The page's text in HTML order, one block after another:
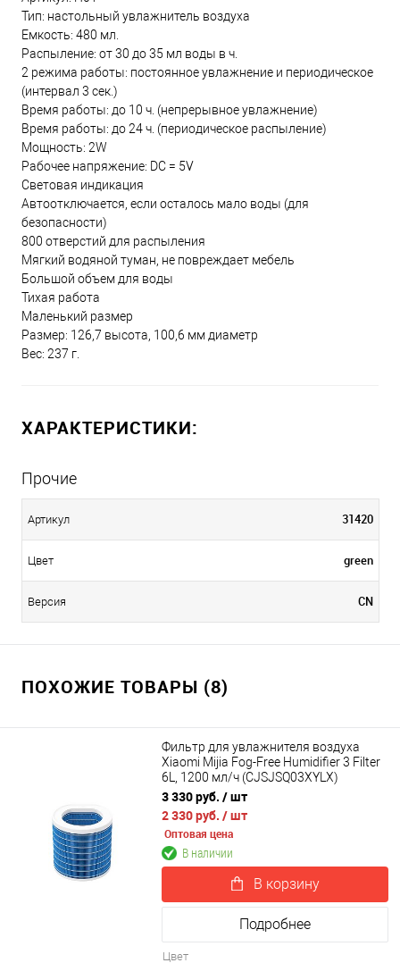
Тип: настольный увлажнитель воздуха
Емкость: 480 мл.
Распыление: от 30 до 35 мл воды в ч.
2 режима работы: постоянное увлажнение и периодическое
(интервал 3 сек.)
Время работы: до 10 ч. (непрерывное увлажнение)
Время работы: до 24 ч. (периодическое распыление)
Мощность: 2W
Рабочее напряжение: DC = 5V
Световая индикация
Автоотключается, если осталось мало воды (для
безопасности)
800 отверстий для распыления
Мягкий водяной туман, не повреждает мебель
Большой объем для воды
Тихая работа
Маленький размер
Размер: 126,7 высота, 100,6 мм диаметр
Вес: 237 г.
ХАРАКТЕРИСТИКИ:
Прочие
Артикул 31420
Цвет green
Версия CN
ПОХОЖИЕ ТОВАРЫ (8)
Фильтр для увлажнителя воздуха
Xiaomi Mijia Fog-Free Humidifier 3 Filter
6L, 1200 мл/ч (CJSJSQ03XYLX)
3 330 руб. / шт
2 330 руб. / шт
Оптовая цена
В наличии
В корзину
Подробнее
Цвет